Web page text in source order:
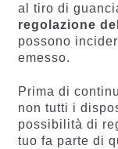
al tiro di
regolazione
possono
emesso.
Prima di
non tutti i
possibilità di
tuo fa parte di